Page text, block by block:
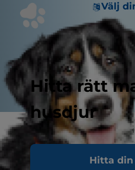
Välj
Hitta rätt
husdjur
Hitta
Det är inte ovanligt att
egen mat, men har du
kalorierna i hundfoder?